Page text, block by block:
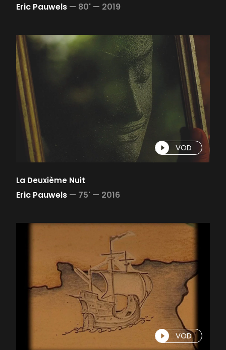
Eric Pauwels — 80' — 2019
VOD
La Deuxième Nuit
Eric Pauwels — 75' — 2016
VOD